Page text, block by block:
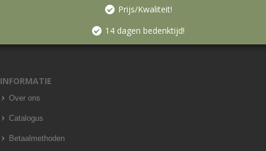
Prijs/Kwaliteit!
14 dagen bedenktijd!
INFORMATIE
Over ons
Catalogus
Betaalmethoden